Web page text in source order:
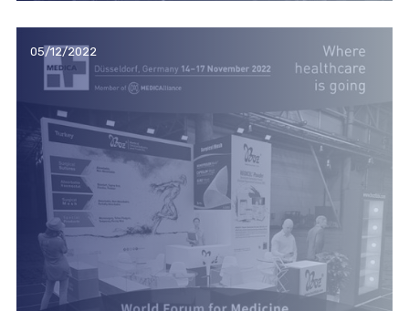
05/12/2022